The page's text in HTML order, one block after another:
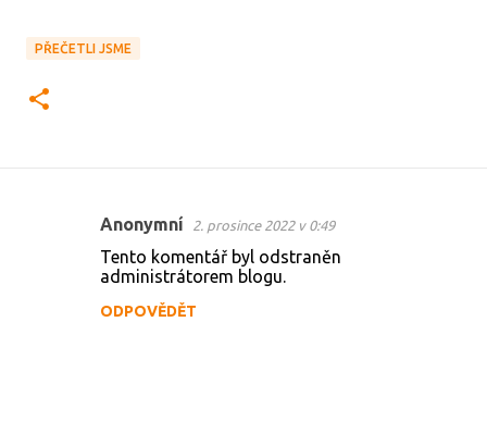
PŘEČETLI JSME
Anonymní 2. prosince 2022 v 0:49
Tento komentář byl odstraněn
administrátorem blogu.
ODPOVĚDĚT